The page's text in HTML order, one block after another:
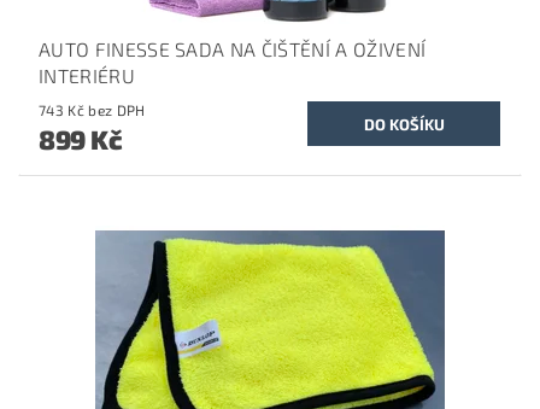
AUTO FINESSE SADA NA ČIŠTĚNÍ A OŽIVENÍ
INTERIÉRU
743 Kč bez DPH
899 Kč